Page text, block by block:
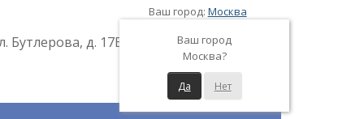
Бутлерова, д. 17Б
Ваш город: Москва
Ваш город
Москва?
Да Нет